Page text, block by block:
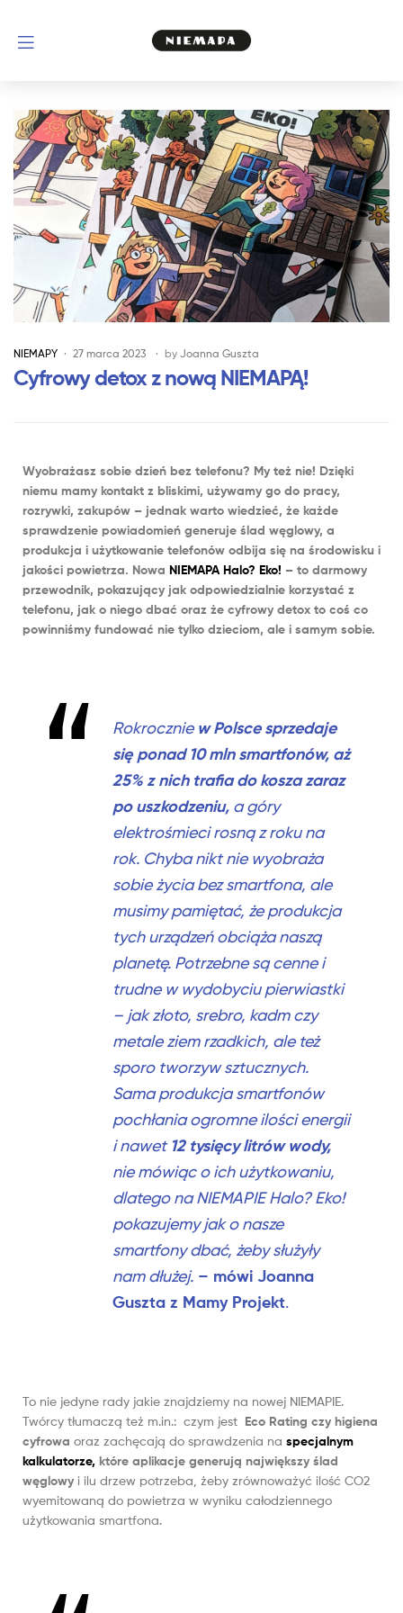
NIEMAPY 27 marca 2023 by Joanna Guszta
Cyfrowy detox z nową NIEMAPĄ!
Wyobrażasz sobie dzień bez telefonu? My też nie! Dzięki
niemu mamy kontakt z bliskimi, używamy go do pracy,
rozrywki, zakupów – jednak warto wiedzieć, że każde
sprawdzenie powiadomień generuje ślad węglowy, a
produkcja i użytkowanie telefonów odbija się na środowisku i
jakości powietrza. Nowa NIEMAPA Halo? Eko! – to darmowy
przewodnik, pokazujący jak odpowiedzialnie korzystać z
telefonu, jak o niego dbać oraz że cyfrowy detox to coś co
powinniśmy fundować nie tylko dzieciom, ale i samym sobie.
Rokroczniew Polsce sprzedaje
się ponad 10 mln smartfonów, aż
25% z nich trafia do kosza zaraz
po uszkodzeniu, a góry
elektrośmieci rosną z roku na
rok. Chyba nikt nie wyobraża
sobie życia bez smartfona, ale
musimy pamiętać, że produkcja
tych urządzeń obciąża naszą
planetę. Potrzebne są cenne i
trudne w wydobyciu pierwiastki
– jak złoto, srebro, kadm czy
metale ziem rzadkich, ale też
sporo tworzyw sztucznych.
Sama produkcja smartfonów
pochłania ogromne ilości energii
i nawet 12 tysięcy litrów wody,
nie mówiąc o ich użytkowaniu,
dlatego na NIEMAPIE Halo? Eko!
pokazujemy jak o nasze
smartfony dbać, żeby służyły
nam dłużej. – mówi Joanna
Guszta z Mamy Projekt.
To nie jedyne rady jakie znajdziemy na nowej NIEMAPIE.
Twórcy tłumaczą też m.in.: czym jest Eco Rating czy higiena
cyfrowa oraz zachęcają do sprawdzenia na specjalnym
kalkulatorze, które aplikacje generują największy ślad
węglowy i ilu drzew potrzeba, żeby zrównoważyć ilość CO2
wyemitowaną do powietrza w wyniku całodziennego
użytkowania smartfona.